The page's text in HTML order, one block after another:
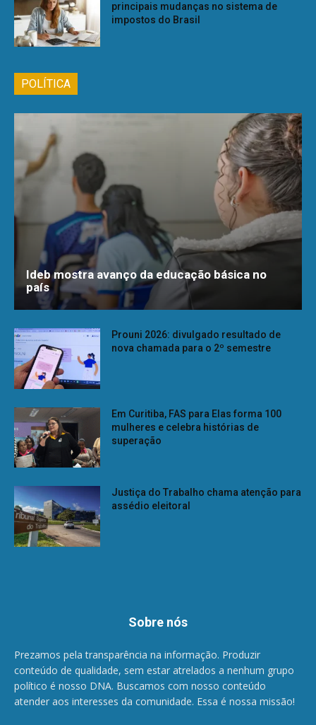
principais mudanças no sistema de
impostos do Brasil
POLÍTICA
Ideb mostra avanço da educação básica no
país
Prouni 2026: divulgado resultado de
nova chamada para o 2º semestre
Em Curitiba, FAS para Elas forma 100
mulheres e celebra histórias de
superação
Justiça do Trabalho chama atenção para
assédio eleitoral
Sobre nós
Prezamos pela transparência na informação. Produzir
conteúdo de qualidade, sem estar atrelados a nenhum grupo
político é nosso DNA. Buscamos com nosso conteúdo
atender aos interesses da comunidade. Essa é nossa missão!